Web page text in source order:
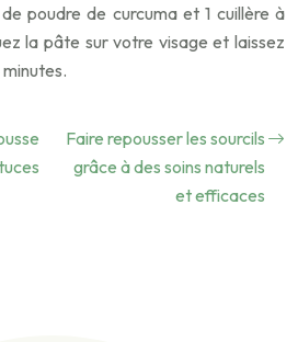
poudre de curcuma et 1 cuillère à
la pâte sur votre visage et laissez
Faire repousser les sourcils
grâce à des soins naturels
et efficaces